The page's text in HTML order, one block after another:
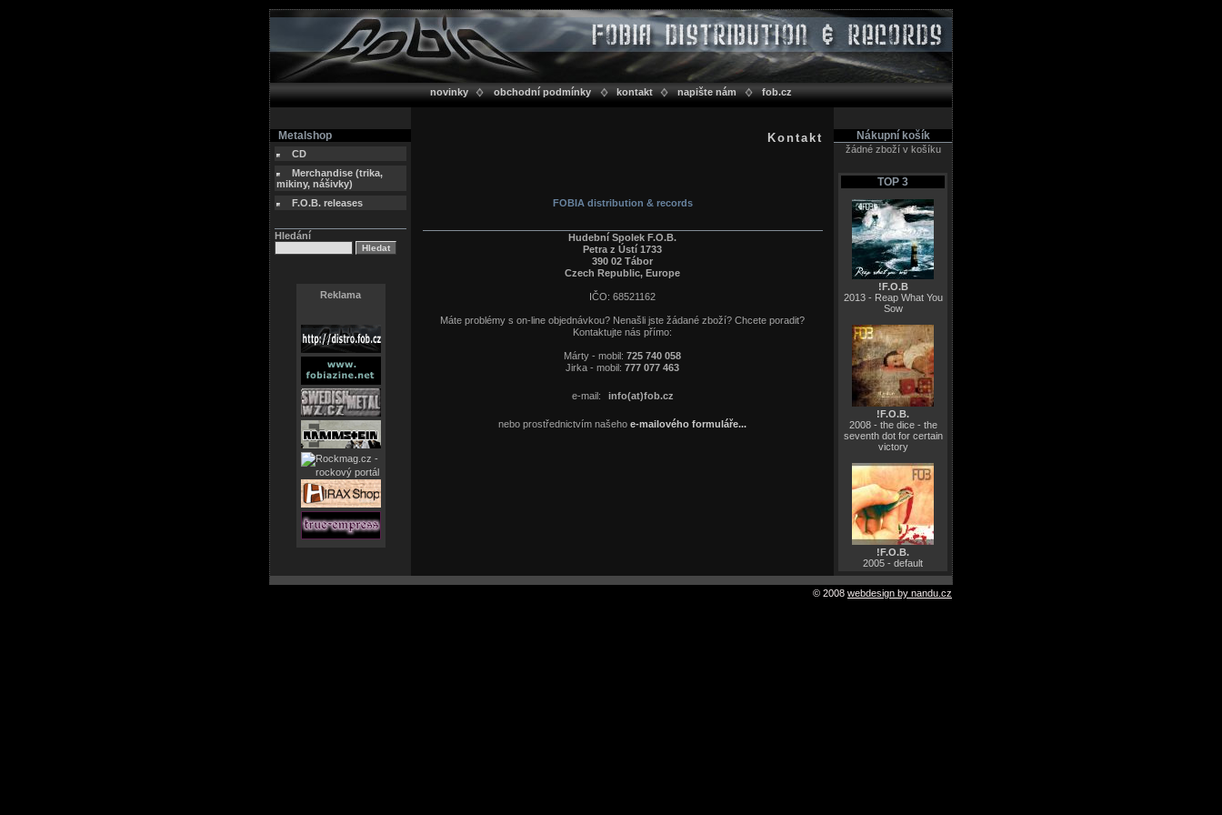
novinky obchodní podmínky kontakt napište nám fob.cz
Metalshop
CD
Merchandise (trika,
mikiny, nášivky)
F.O.B. releases
Hledání
Reklama
Kontakt
FOBIA distribution & records
Hudební Spolek F.O.B.
Petra z Ústí 1733
390 02 Tábor
Czech Republic, Europe
IČO: 68521162
Máte problémy s on-line objednávkou? Nenašli jste žádané zboží? Chcete poradit?
Kontaktujte nás přímo:
Márty - mobil:725 740 058
Jirka - mobil:777 077 463
e-mail: info(at)fob.cz
nebo prostřednictvím našehoe-mailového formuláře...
Nákupní košík
žádné zboží v košíku
TOP 3
!F.O.B
2013 - Reap What You
Sow
!F.O.B.
2008 - the dice - the
seventh dot for certain
victory
!F.O.B.
2005 - default
© 2008 webdesign by nandu.cz